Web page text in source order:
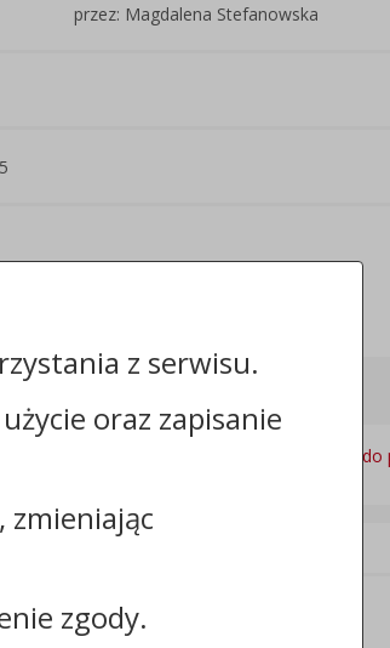
przez: Magdalena Stefanowska
Powrót
NIP: 8883031255
REGON: 910866910
z serwisu.
oraz zapisanie
zmieniając
zgody.